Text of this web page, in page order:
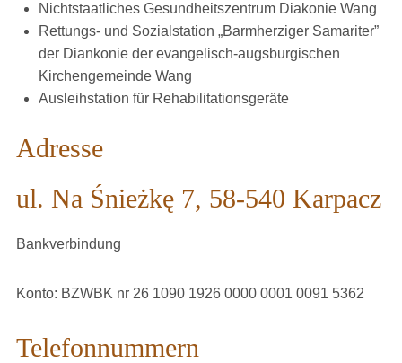
Nichtstaatliches Gesundheitszentrum Diakonie Wang
Rettungs- und Sozialstation „Barmherziger Samariter”
der Diankonie der evangelisch-augsburgischen
Kirchengemeinde Wang
Ausleihstation für Rehabilitationsgeräte
Adresse
ul. Na Śnieżkę 7, 58-540 Karpacz
Bankverbindung
Konto: BZWBK nr 26 1090 1926 0000 0001 0091 5362
Telefonnummern